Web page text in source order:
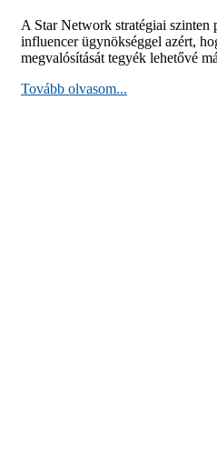
A Star Network stratégiai szinten
influencer ügynökséggel azért,
megvalósítását tegyék lehetővé
Tovább olvasom...